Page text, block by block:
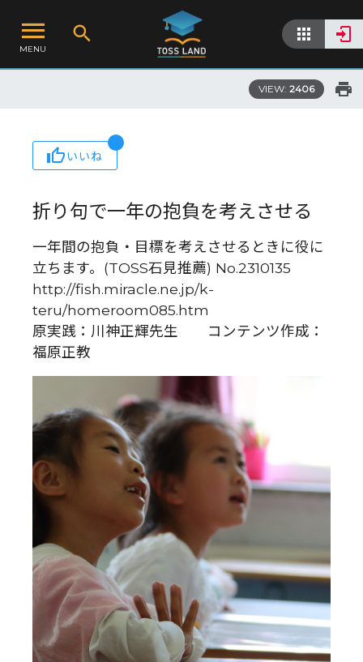
MENU
VIEW: 2406
いいね
折り句で一年の抱負を考えさせる
一年間の抱負・目標を考えさせるときに役に
立ちます。(TOSS石見推薦) No.2310135
http://fish.miracle.ne.jp/k-
teru/homeroom085.htm
原実践：川神正輝先生 コンテンツ作成：
福原正教